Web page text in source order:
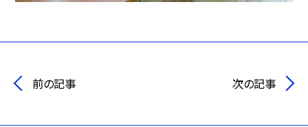
前の記事 次の記事